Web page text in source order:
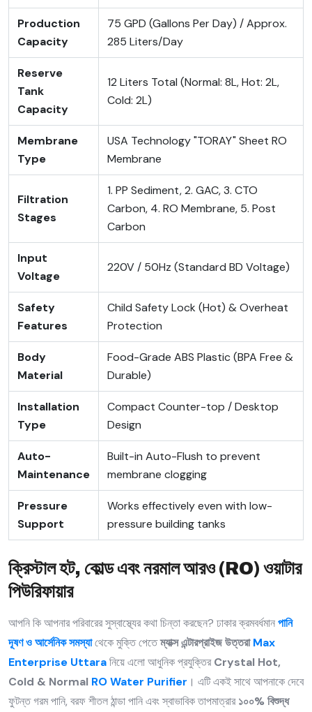
Production
Capacity
75 GPD (Gallons Per Day) / Approx.
285 Liters/Day
Reserve
Tank
Capacity
12 Liters Total (Normal: 8L, Hot: 2L,
Cold: 2L)
Membrane
Type
USA Technology "TORAY" Sheet RO
Membrane
Filtration
Stages
1. PP Sediment, 2. GAC, 3. CTO
Carbon, 4. RO Membrane, 5. Post
Carbon
Input
Voltage
220V / 50Hz (Standard BD Voltage)
Safety
Features
Child Safety Lock (Hot) & Overheat
Protection
Body
Material
Food-Grade ABS Plastic (BPA Free &
Durable)
Installation
Type
Compact Counter-top / Desktop
Design
Auto-
Maintenance
Built-in Auto-Flush to prevent
membrane clogging
Pressure
Support
Works effectively even with low-
pressure building tanks
ক্রিস্টাল হট, কোল্ড এবং নরমাল আরও (RO) ওয়াটার
পিউরিফায়ার
আপনি কি আপনার পরিবারের সুস্বাস্থ্যের কথা চিন্তা করছেন? ঢাকার ক্রমবর্ধমানপানি
দূষণ ও আর্সেনিক সমস্যাথেকে মুক্তি পেতেম্যাক্স এন্টারপ্রাইজ উত্তরাMax
Enterprise Uttaraনিয়ে এলো আধুনিক প্রযুক্তিরCrystal Hot,
Cold & Normal RO Water Purifier । এটি একই সাথে আপনাকে দেবে
ফুটন্ত গরম পানি, বরফ শীতল ঠান্ডা পানি এবং স্বাভাবিক তাপমাত্রার১০০% বিশুদ্ধ